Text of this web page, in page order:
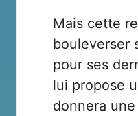
Mais cette
bouleverser
pour ses
lui propose
donnera